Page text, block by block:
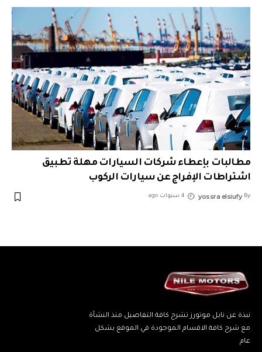
مطالبات بإعطاء شركات السيارات مهلة تطبيق
اشتراطات الإفراج عن سيارات الركوب
By
yossra elsiufy 4 سنوات ago
نبذة عن نايل موتورز تشرح كافة التفاصيل منذ النشأة
مع شرح كافة الاقسام الموجودة في الموقع بشكل
عام